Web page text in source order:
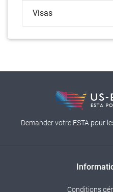
Visas
Demander votre ESTA pour
Conditions